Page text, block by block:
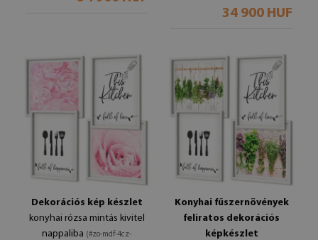
34 900 HUF
Dekorációs kép készlet
konyhai rózsa mintás kivitel
nappaliba (#zo-mdf-4cz-
Konyhai fűszernövények
feliratos dekorációs
képkészlet